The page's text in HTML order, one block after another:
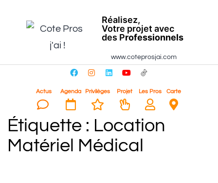
Réalisez,
Votre projet avec
des Professionnels
www.coteprosjai.com
Actus Agenda Privilèges Projet Les Pros Carte
Étiquette : Location
Matériel Médical